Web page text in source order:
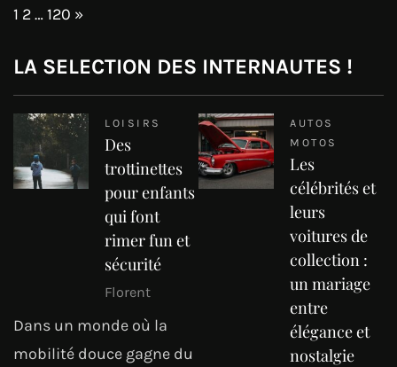
Page:
1 2…120 Next
»
LA SELECTION DES INTERNAUTES !
LOISIRS
Des
trottinettes
pour enfants
qui font
rimer fun et
sécurité
Florent
Dans un monde où la
mobilité douce gagne du
AUTOS
MOTOS
Les
célébrités et
leurs
voitures de
collection :
un mariage
entre
élégance et
nostalgie